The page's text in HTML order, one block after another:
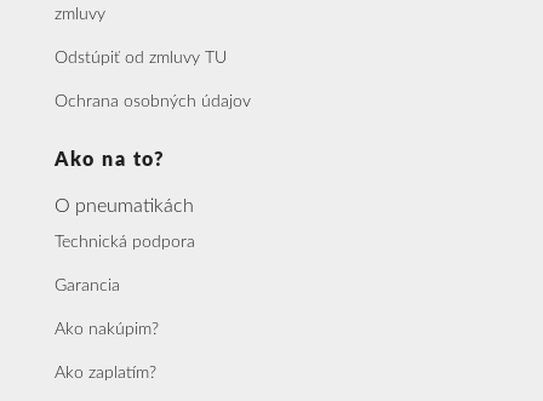
zmluvy
Odstúpiť od zmluvy TU
Ochrana osobných údajov
Ako na to?
O pneumatikách
Technická podpora
Garancia
Ako nakúpim?
Ako zaplatím?